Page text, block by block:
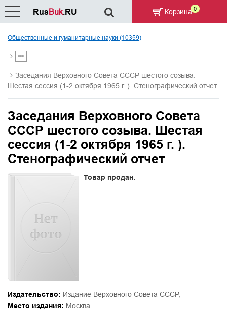
Общественные и гуманитарные науки (10359)
Заседания Верховного Совета СССР шестого созыва.
Шестая сессия (1-2 октября 1965 г. ). Стенографический отчет
Заседания Верховного Совета
СССР шестого созыва. Шестая
сессия (1-2 октября 1965 г. ).
Стенографический отчет
Товар продан.
Издательство: Издание Верховного Совета СССР,
Место издания: Москва
RusBuk.RU Корзина 0